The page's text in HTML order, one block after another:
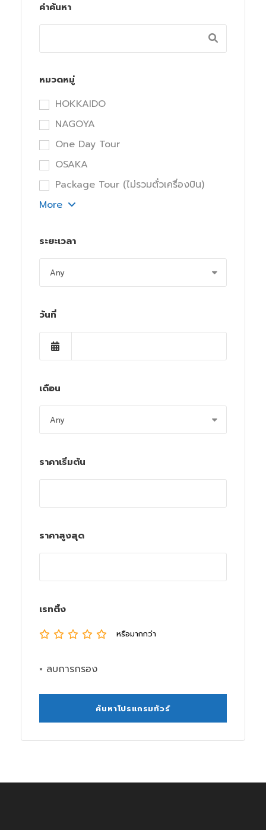
คำค้นหา
หมวดหมู่
HOKKAIDO
NAGOYA
One Day Tour
OSAKA
Package Tour (ไม่รวมตั๋วเครื่องบิน)
More
ระยะเวลา
วันที่
เดือน
ราคาเริ่มต้น
ราคาสูงสุด
เรทติ้ง
หรือมากกว่า
× ลบการกรอง